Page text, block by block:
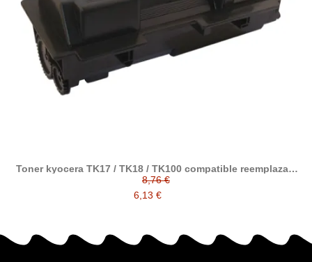
Toner kyocera TK17 / TK18 / TK100 compatible reemplaza a
370QB0KX
8,76 €
6,13 €